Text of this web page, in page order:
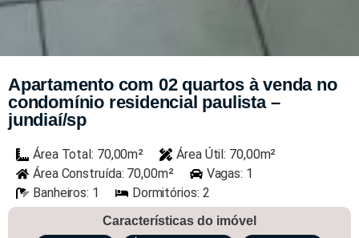
Apartamento com 02 quartos à venda no
condomínio residencial paulista –
jundiaí/sp
Área Total: 70,00m²
Área Útil: 70,00m²
Área Construída: 70,00m²
Vagas: 1
Banheiros: 1
Dormitórios: 2
Características do imóvel